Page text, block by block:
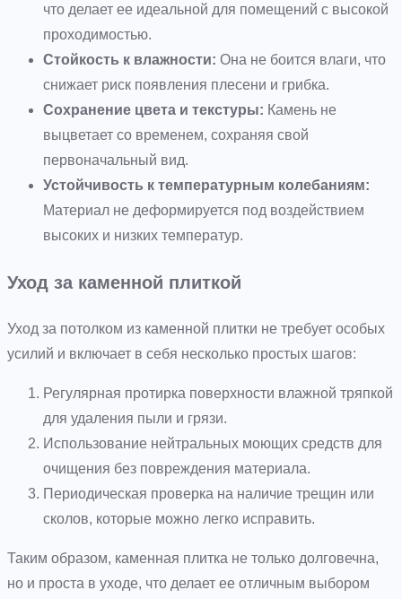
что делает ее идеальной для помещений с высокой
проходимостью.
Стойкость к влажности: Она не боится влаги, что
снижает риск появления плесени и грибка.
Сохранение цвета и текстуры: Камень не
выцветает со временем, сохраняя свой
первоначальный вид.
Устойчивость к температурным колебаниям:
Материал не деформируется под воздействием
высоких и низких температур.
Уход за каменной плиткой
Уход за потолком из каменной плитки не требует особых
усилий и включает в себя несколько простых шагов:
Регулярная протирка поверхности влажной тряпкой
для удаления пыли и грязи.
Использование нейтральных моющих средств для
очищения без повреждения материала.
Периодическая проверка на наличие трещин или
сколов, которые можно легко исправить.
Таким образом, каменная плитка не только долговечна,
но и проста в уходе, что делает ее отличным выбором